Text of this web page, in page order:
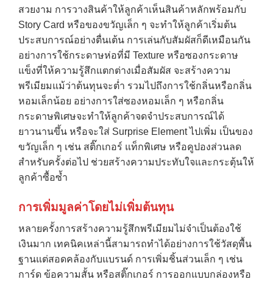
สวยงาม การวางสินค้าให้ลูกค้าเห็นสินค้าหลักพร้อมกับ
Story Card หรือของขวัญเล็ก ๆ จะทำให้ลูกค้าเริ่มต้น
ประสบการณ์อย่างตื่นเต้น การเล่นกับสัมผัสก็ดีเหมือนกัน
อย่างการใช้กระดาษห่อที่มี Texture หรือซองกระดาษ
แข็งที่ให้ความรู้สึกแตกต่างเมื่อสัมผัส จะสร้างความ
พรีเมียมแม้ว่าต้นทุนจะต่ำ รวมไปถึงการใช้กลิ่นหรือกลิ่น
หอมเล็กน้อย อย่างการใส่ซองหอมเล็ก ๆ หรือกลิ่น
กระดาษพิเศษจะทำให้ลูกค้าจดจำประสบการณ์ได้
ยาวนานขึ้น หรือจะใส่ Surprise Element ไปเพิ่ม เป็นของ
ขวัญเล็ก ๆ เช่น สติ๊กเกอร์ แท็กพิเศษ หรือคูปองส่วนลด
สำหรับครั้งต่อไป ช่วยสร้างความประทับใจและกระตุ้นให้
ลูกค้าซื้อซ้ำ
การเพิ่มมูลค่าโดยไม่เพิ่มต้นทุน
หลายครั้งการสร้างความรู้สึกพรีเมียมไม่จำเป็นต้องใช้
เงินมาก เทคนิคเหล่านี้สามารถทำได้อย่างการใช้วัสดุพื้น
ฐานแต่สอดคล้องกับแบรนด์ การเพิ่มชิ้นส่วนเล็ก ๆ เช่น
การ์ด ข้อความสั้น หรือสติ๊กเกอร์ การออกแบบกล่องหรือ